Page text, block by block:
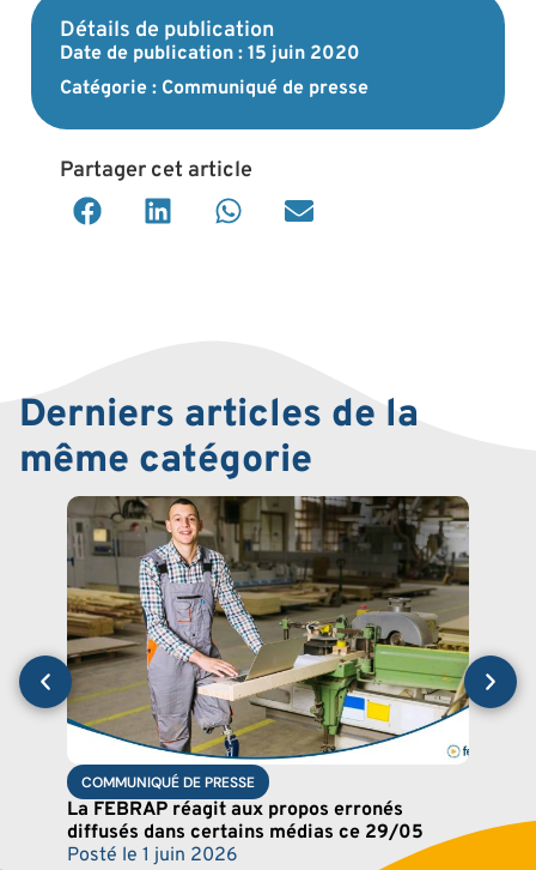
Détails de publication
Date de publication : 15 juin 2020
Catégorie : Communiqué de presse
Partager cet article
Derniers articles de la
même catégorie
COMMUNIQUÉ DE PRESSE
La FEBRAP réagit aux propos erronés
diffusés dans certains médias ce 29/05
Posté le 1 juin 2026